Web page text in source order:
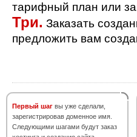
тарифный план или
Три. Заказать
предложить вам
Первый шаг вы уже сделали,
зарегистрировав доменное имя.
Следующими шагами будут заказ